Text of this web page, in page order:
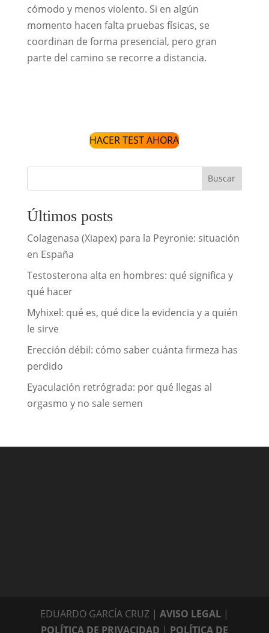
cómodo y menos violento. Si en algún
momento hacen falta pruebas físicas, se
coordinan de forma presencial, pero gran
parte del camino se recorre a distancia.
HACER TEST AHORA
Buscar
Últimos posts
Colagenasa (Xiapex) para la Peyronie: situación
en España
Testosterona alta en hombres: qué significa y
qué hacer
Myhixel: qué es, qué dice la evidencia y a quién
le sirve
Erección débil: cómo saber cuánta firmeza has
perdido
Eyaculación retrógrada: por qué llegas al
orgasmo y no sale semen
EDUARDO GARCÍA CRUZ | AVISO LEGAL|
POLÍTICA DE PRIVACIDAD | POLÍTICA DE